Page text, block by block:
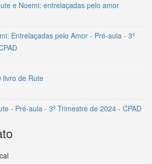
e Noemi: entrelaçadas pelo amor
Entrelaçadas pelo Amor - Pré-aula - 3º
livro de Rute
- Pré-aula - 3º Trimestre de 2024 - CPAD